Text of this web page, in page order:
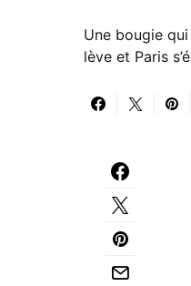
Une bougie
lève et Paris